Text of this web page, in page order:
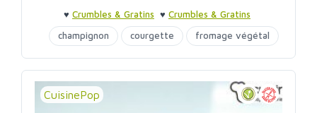
♥ Crumbles & Gratins ♥ Crumbles & Gratins
champignon
courgette fromage végétal
CuisinePop